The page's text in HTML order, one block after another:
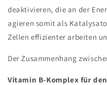
deaktivieren, die an der
agieren somit als
Zellen effizienter arbeiten
Der Zusammenhang
Vitamin B-Komplex für